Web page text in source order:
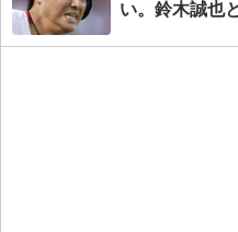
い。鈴木誠也